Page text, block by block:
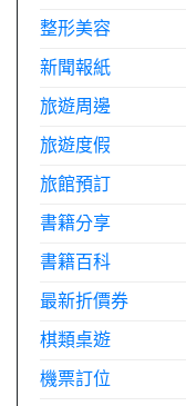
整形美容
新聞報紙
旅遊周邊
旅遊度假
旅館預訂
書籍分享
書籍百科
最新折價券
棋類桌遊
機票訂位